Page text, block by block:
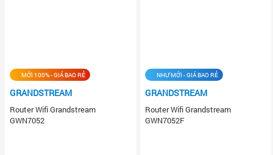
MỚI 100% - GIÁ BAO RẺ
GRANDSTREAM
Router Wifi Grandstream
GWN7052
NHƯ MỚI - GIÁ BAO RẺ
GRANDSTREAM
Router Wifi Grandstream
GWN7052F